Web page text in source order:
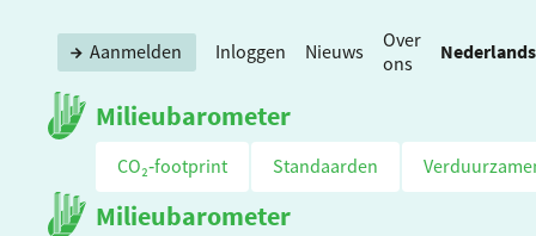
Milieubarometer
Aanmelden Inloggen Nieuws
Over
ons
Nederlands
CO₂‑footprint Standaarden
Milieubarometer